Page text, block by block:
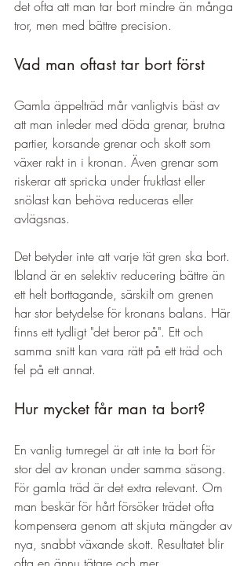
det ofta att man tar bort mindre än många
tror, men med bättre precision.
Vad man oftast tar bort först
Gamla äppelträd mår vanligtvis bäst av
att man inleder med döda grenar, brutna
partier, korsande grenar och skott som
växer rakt in i kronan. Även grenar som
riskerar att spricka under fruktlast eller
snölast kan behöva reduceras eller
avlägsnas.
Det betyder inte att varje tät gren ska bort.
Ibland är en selektiv reducering bättre än
ett helt borttagande, särskilt om grenen
har stor betydelse för kronans balans. Här
finns ett tydligt "det beror på". Ett och
samma snitt kan vara rätt på ett träd och
fel på ett annat.
Hur mycket får man ta bort?
En vanlig tumregel är att inte ta bort för
stor del av kronan under samma säsong.
För gamla träd är det extra relevant. Om
man beskär för hårt försöker trädet ofta
kompensera genom att skjuta mängder av
nya, snabbt växande skott. Resultatet blir